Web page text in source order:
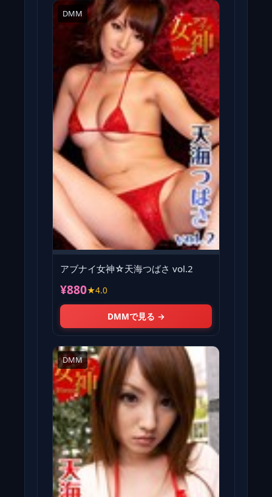
DMM
アブナイ女神☆天海つばさ vol.2
¥880★4.0
DMMで見る →
DMM